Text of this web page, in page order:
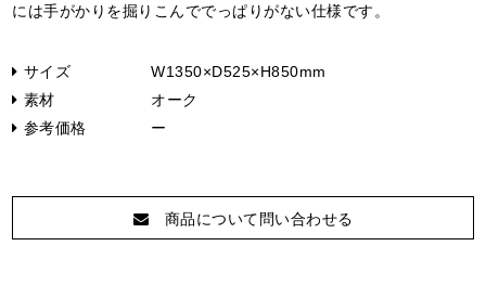
には手がかりを掘りこんででっぱりがない仕様です。
サイズ
W1350×D525×H850mm
素材
オーク
参考価格
ー
商品について問い合わせる